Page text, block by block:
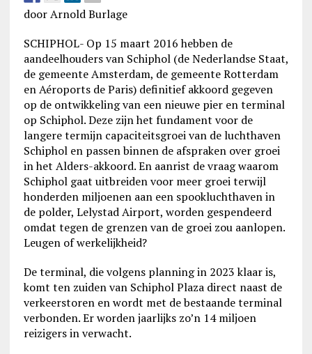
door Arnold Burlage
SCHIPHOL- Op 15 maart 2016 hebben de
aandeelhouders van Schiphol (de Nederlandse Staat,
de gemeente Amsterdam, de gemeente Rotterdam
en Aéroports de Paris) definitief akkoord gegeven
op de ontwikkeling van een nieuwe pier en terminal
op Schiphol. Deze zijn het fundament voor de
langere termijn capaciteitsgroei van de luchthaven
Schiphol en passen binnen de afspraken over groei
in het Alders-akkoord. En aanrist de vraag waarom
Schiphol gaat uitbreiden voor meer groei terwijl
honderden miljoenen aan een spookluchthaven in
de polder, Lelystad Airport, worden gespendeerd
omdat tegen de grenzen van de groei zou aanlopen.
Leugen of werkelijkheid?
De terminal, die volgens planning in 2023 klaar is,
komt ten zuiden van Schiphol Plaza direct naast de
verkeerstoren en wordt met de bestaande terminal
verbonden. Er worden jaarlijks zo’n 14 miljoen
reizigers in verwacht.